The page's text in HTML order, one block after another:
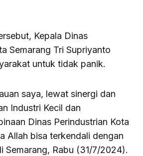
Kepala Dinas
Semarang Tri Supriyanto
untuk tidak panik.
saya, lewat sinergi dan
Industri Kecil dan
Dinas Perindustrian Kota
Allah bisa terkendali dengan
Semarang, Rabu (31/7/2024).